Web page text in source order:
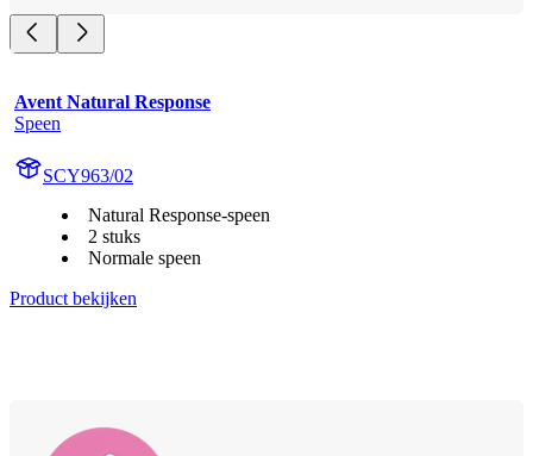
Avent Natural Response
Speen
SCY963/02
Natural Response-speen
2 stuks
Normale speen
Product bekijken